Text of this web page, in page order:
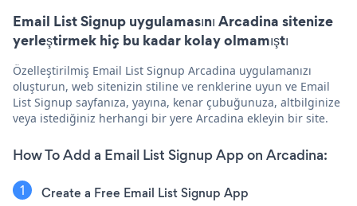
Email List Signup uygulamasını Arcadina sitenize
yerleştirmek hiç bu kadar kolay olmamıştı
Özelleştirilmiş Email List Signup Arcadina uygulamanızı
oluşturun, web sitenizin stiline ve renklerine uyun ve Email
List Signup sayfanıza, yayına, kenar çubuğunuza, altbilginize
veya istediğiniz herhangi bir yere Arcadina ekleyin bir site.
How To Add a Email List Signup App on Arcadina:
Create a Free Email List Signup App